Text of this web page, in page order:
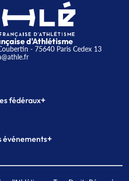
d'Athlétisme
- 75640 Paris Cedex 13
fédéraux+
Formation
événements+
de Paris indoor